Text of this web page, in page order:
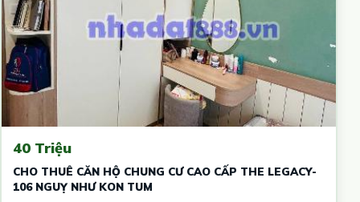
40 Triệu
CHO THUÊ CĂN HỘ CHUNG CƯ CAO CẤP THE LEGACY-
106 NGUỴ NHƯ KON TUM